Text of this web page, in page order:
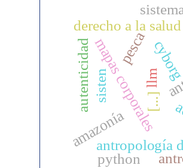
[...]
mapas corporales
antropología
derecho a la salud
sisten
amazonía
llm
pesca
python
autenticidad